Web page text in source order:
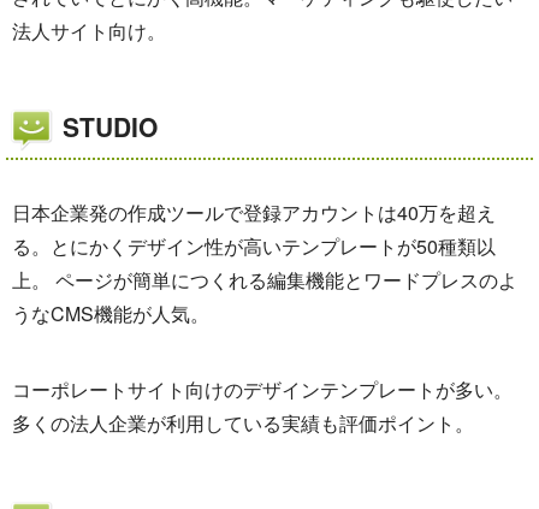
法人サイト向け。
STUDIO
日本企業発の作成ツールで登録アカウントは40万を超え
る。とにかくデザイン性が高いテンプレートが50種類以
上。 ページが簡単につくれる編集機能とワードプレスのよ
うなCMS機能が人気。
コーポレートサイト向けのデザインテンプレートが多い。
多くの法人企業が利用している実績も評価ポイント。